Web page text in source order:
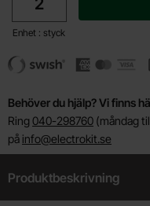
Enhet : styck
Behöver du hjälp? Vi finns
Ring 040-298760 (måndag
på info@electrokit.se
Produktbeskrivning